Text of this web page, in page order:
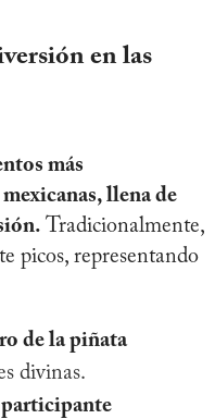
en las
más
llena de
Tradicionalmente,
picos, representando
de la piñata
divinas.
participante